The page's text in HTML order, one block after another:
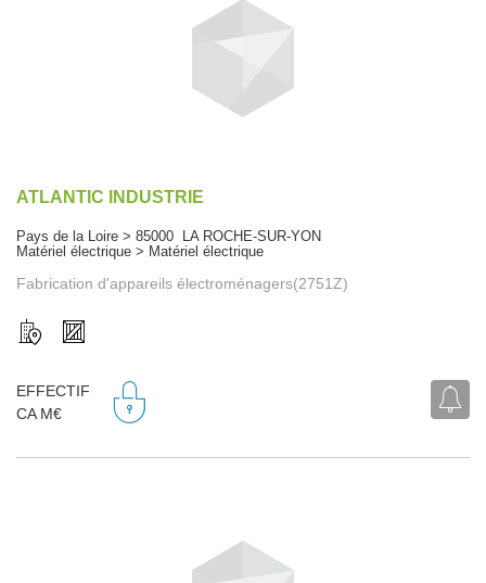
ATLANTIC INDUSTRIE
Pays de la Loire > 85000 LA ROCHE-SUR-YON
Matériel électrique > Matériel électrique
Fabrication d'appareils électroménagers(2751Z)
EFFECTIF
CA M€